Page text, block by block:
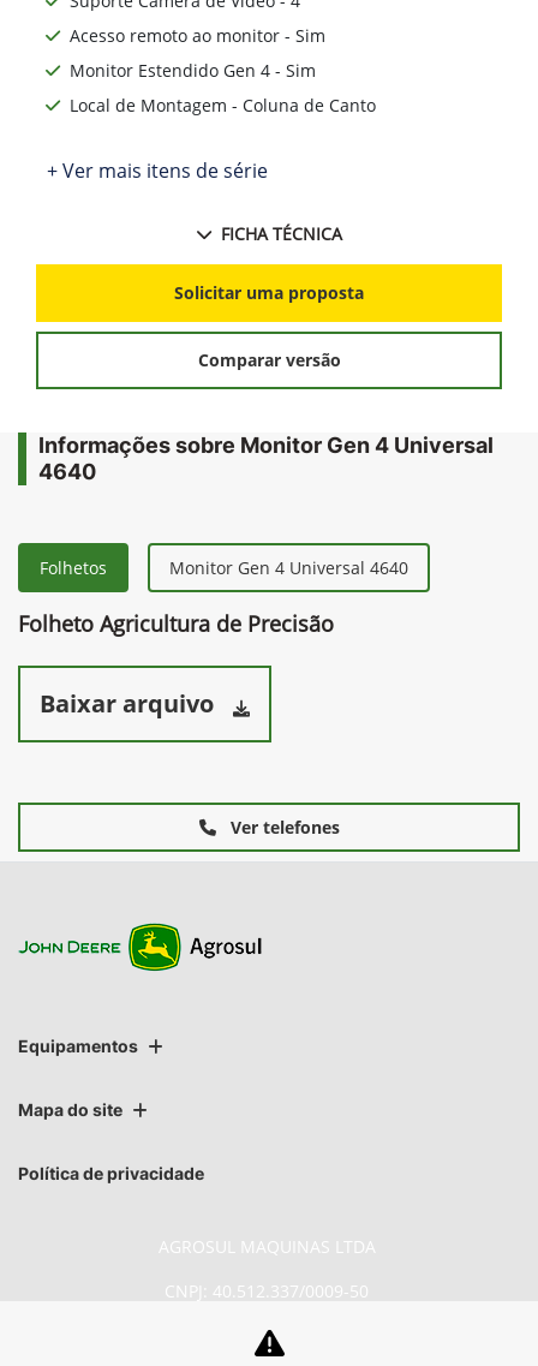
Acesso remoto ao monitor - Sim
Monitor Estendido Gen 4 - Sim
Local de Montagem - Coluna de Canto
+ Ver mais itens de série
FICHA TÉCNICA
Solicitar uma proposta
Comparar versão
Informações sobre Monitor Gen 4 Universal
4640
Folhetos Monitor Gen 4 Universal 4640
Folheto Agricultura de Precisão
Baixar arquivo
Ver telefones
Equipamentos
Mapa do site
Política de privacidade
AGROSUL MAQUINAS LTDA
CNPJ: 40.512.337/0009-50